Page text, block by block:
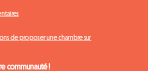
de proposer une chambre sur
communauté !